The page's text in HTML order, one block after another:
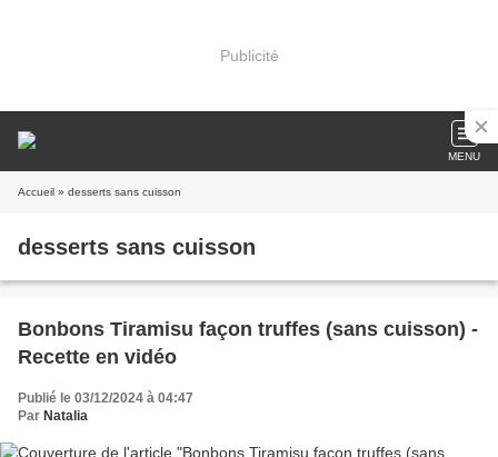
Publicité
MENU
Accueil » desserts sans cuisson
desserts sans cuisson
Bonbons Tiramisu façon truffes (sans cuisson) -
Recette en vidéo
Publié le 03/12/2024 à 04:47
Par Natalia